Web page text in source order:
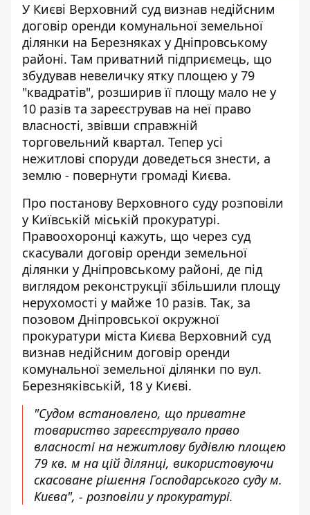
У Києві Верховний суд визнав недійсним
договір оренди комунальної земельної
ділянки на Березняках у Дніпровському
районі. Там приватний підприємець, що
збудував невеличку ятку площею у 79
"квадратів", розширив її площу мало не у
10 разів та зареєстрував на неї право
власності, звівши справжній
торговельний квартал. Тепер усі
нежитлові споруди доведеться знести, а
землю - повернути громаді Києва.
Про постанову Верховного суду розповіли
у Київській міській прокуратурі.
Правоохоронці кажуть, що через суд
скасували договір оренди земельної
ділянки у Дніпровському районі, де під
виглядом реконструкції збільшили площу
нерухомості у майже 10 разів. Так, за
позовом Дніпровської окружної
прокуратури міста Києва Верховний суд
визнав недійсним договір оренди
комунальної земельної ділянки по вул.
Березняківській, 18 у Києві.
"Судом встановлено, що приватне
товариство зареєструвало право
власності на нежитлову будівлю площею
79 кв. м на цій ділянці, використовуючи
скасоване рішення Господарського суду м.
Києва", - розповіли у прокуратурі.